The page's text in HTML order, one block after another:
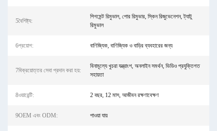
5বৈশিষ্ট্য:
পিগমেন্ট রিমুভাল, পোর রিমুভার, স্কিন রিজুভেনেশন, ট্যাটু
রিমুভাল
6প্রয়োগ: বাণিজ্যিক, বাণিজ্যিক ও বাড়ির ব্যবহারের জন্য
7বিক্রয়োত্তর সেবা প্রদান করা হয়:
বিনামূল্যে খুচরা যন্ত্রাংশ, অনলাইন সমর্থন, ভিডিও প্রযুক্তিগত
সহায়তা
8ওয়ারেন্টি: 2 বছর, 12 মাস, আজীবন রক্ষণাবেক্ষণ
9OEM এবং ODM: পাওয়া যায়